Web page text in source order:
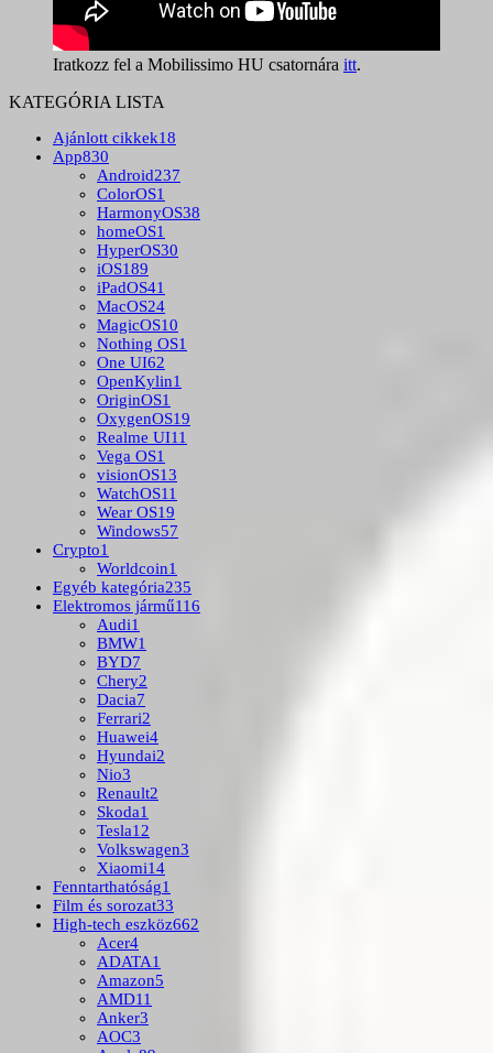
Iratkozz fel a Mobilissimo HU csatornára itt.
KATEGÓRIA LISTA
Ajánlott cikkek18
App830
Android237
ColorOS1
HarmonyOS38
homeOS1
HyperOS30
iOS189
iPadOS41
MacOS24
MagicOS10
Nothing OS1
One UI62
OpenKylin1
OriginOS1
OxygenOS19
Realme UI11
Vega OS1
visionOS13
WatchOS11
Wear OS19
Windows57
Crypto1
Worldcoin1
Egyéb kategória235
Elektromos jármű116
Audi1
BMW1
BYD7
Chery2
Dacia7
Ferrari2
Huawei4
Hyundai2
Nio3
Renault2
Skoda1
Tesla12
Volkswagen3
Xiaomi14
Fenntarthatóság1
Film és sorozat33
High-tech eszköz662
Acer4
ADATA1
Amazon5
AMD11
Anker3
AOC3